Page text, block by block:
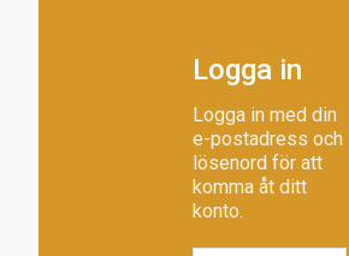
Logga in
Logga in med din
e-postadress och
lösenord för att
komma åt ditt
konto.